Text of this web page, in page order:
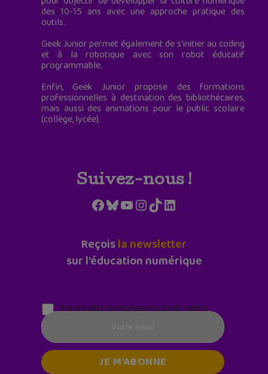
des 10-15 ans avec une approche pratique des
outils.
Geek Junior permet également de s'initier au coding
et à la robotique avec son robot éducatif
programmable.
Enfin, Geek Junior propose des formations
professionnelles à destination des bibliothécaires,
mais aussi des animations pour le public scolaire
(collège, lycée).
Suivez-nous !
Facebook
Bluesky
YouTube
Instagram
TikTokLinkedIn
Reçoisla newsletter
sur l'éducation numérique
Parentalité numérique (le lundi matin)